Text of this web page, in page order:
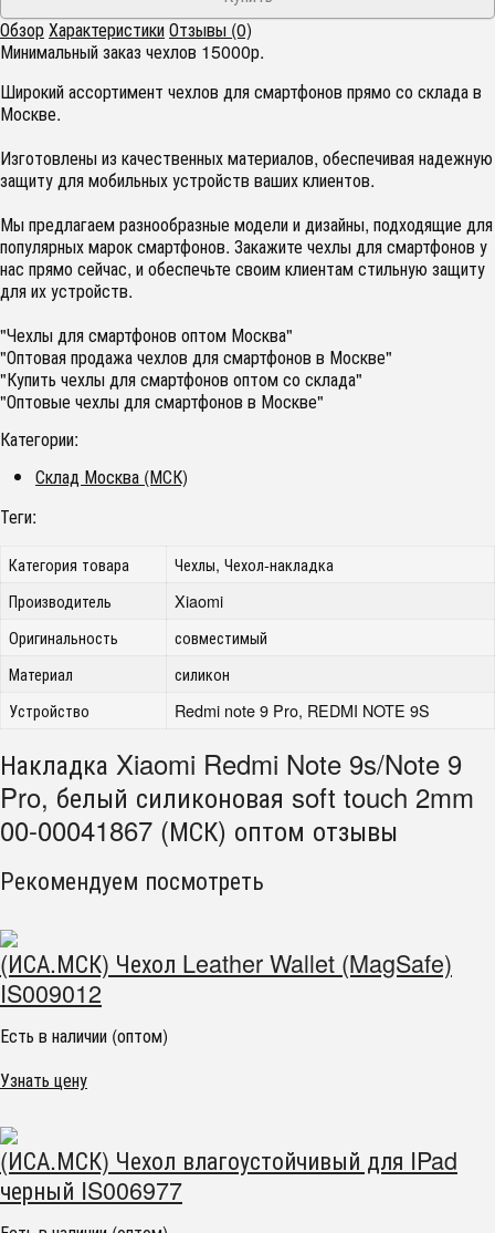
ОбзорХарактеристикиОтзывы (0)
Минимальный заказ чехлов 15000р.
Широкий ассортимент чехлов для смартфонов прямо со склада в
Москве.
Изготовлены из качественных материалов, обеспечивая надежную
защиту для мобильных устройств ваших клиентов.
Мы предлагаем разнообразные модели и дизайны, подходящие для
популярных марок смартфонов. Закажите чехлы для смартфонов у
нас прямо сейчас, и обеспечьте своим клиентам стильную защиту
для их устройств.
"Чехлы для смартфонов оптом Москва"
"Оптовая продажа чехлов для смартфонов в Москве"
"Купить чехлы для смартфонов оптом со склада"
"Оптовые чехлы для смартфонов в Москве"
Категории:
Склад Москва (МСК)
Теги:
Категория товара
Чехлы, Чехол-накладка
Производитель
Xiaomi
Оригинальность
совместимый
Материал
силикон
Устройство
Redmi note 9 Pro, REDMI NOTE 9S
Накладка Xiaomi Redmi Note 9s/Note 9
Pro, белый силиконовая soft touch 2mm
00-00041867 (МСК) оптом отзывы
Рекомендуем посмотреть
(ИСА.МСК) Чехол Leather Wallet (MagSafe)
IS009012
Есть в наличии (оптом)
Узнать цену
(ИСА.МСК) Чехол влагоустойчивый для IPad
черный IS006977